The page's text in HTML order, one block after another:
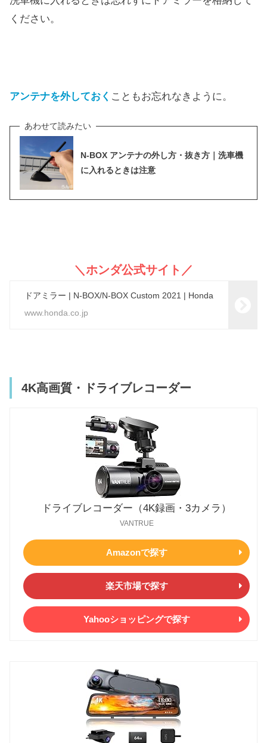
ください。
アンテナを外しておく こともお忘れなきように。
N-BOX アンテナの外し方・抜き方｜洗車機
に入れるときは注意
＼ホンダ公式サイト／
ドアミラー | N-BOX/N-BOX Custom 2021 | Honda
www.honda.co.jp
4K高画質・ドライブレコーダー
ドライブレコーダー（4K録画・3カメラ）
VANTRUE
Amazonで探す
楽天市場で探す
Yahooショッピングで探す